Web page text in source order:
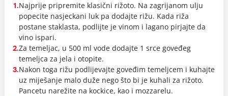
1.Najprije pripremite klasični rižoto. Na zagrijanom ulju
popecite nasjeckani luk pa dodajte rižu. Kada riža
postane staklasta, podlijte je vinom i lagano pirjajte da
vino ispari.
2.Za temeljac, u 500 ml vode dodajte 1 srce goveđeg
temeljca za jela i otopite.
3.Nakon toga rižu podlijevajte goveđim temeljcem i kuhajte
uz miješanje malo duže nego što bi je kuhali za rižoto.
Pancetu narežite na kockice, kao i mozzarelu.